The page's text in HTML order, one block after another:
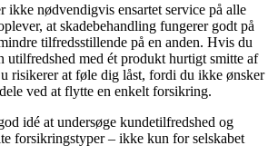
ikke nødvendigvis ensartet service på alle
at skadebehandling fungerer godt på
tilfredsstillende på en anden. Hvis du
utilfredshed med ét produkt hurtigt smitte af
risikerer at føle dig låst, fordi du ikke ønsker
ved at flytte en enkelt forsikring.
idé at undersøge kundetilfredshed og
forsikringstyper – ikke kun for selskabet